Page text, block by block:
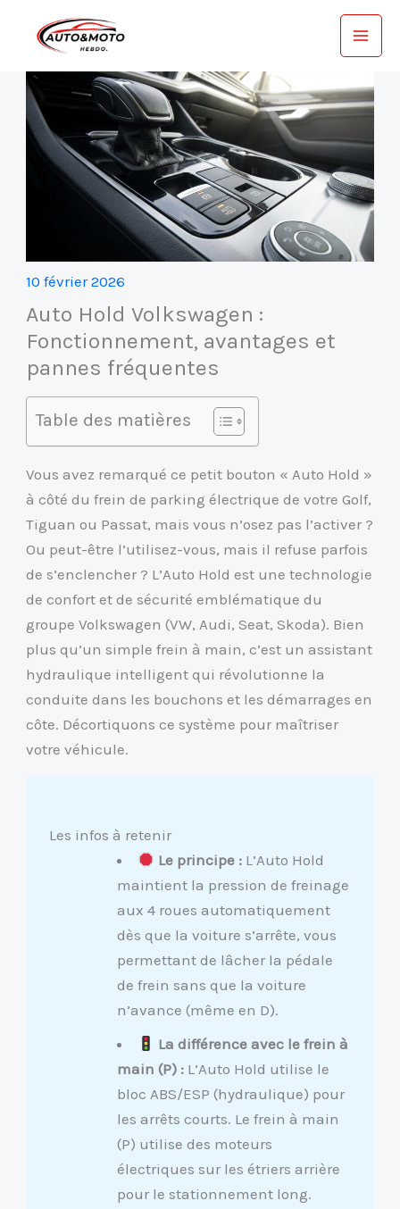
10 février 2026
Auto Hold Volkswagen :
Fonctionnement, avantages et
pannes fréquentes
Table des matières
Vous avez remarqué ce petit bouton « Auto Hold »
à côté du frein de parking électrique de votre Golf,
Tiguan ou Passat, mais vous n’osez pas l’activer ?
Ou peut-être l’utilisez-vous, mais il refuse parfois
de s’enclencher ? L’Auto Hold est une technologie
de confort et de sécurité emblématique du
groupe Volkswagen (VW, Audi, Seat, Skoda). Bien
plus qu’un simple frein à main, c’est un assistant
hydraulique intelligent qui révolutionne la
conduite dans les bouchons et les démarrages en
côte. Décortiquons ce système pour maîtriser
votre véhicule.
Les infos à retenir
Le principe : L’Auto Hold
maintient la pression de freinage
aux 4 roues automatiquement
dès que la voiture s’arrête, vous
permettant de lâcher la pédale
de frein sans que la voiture
n’avance (même en D).
La différence avec le frein à
main (P) :L’Auto Hold utilise le
bloc ABS/ESP (hydraulique) pour
les arrêts courts. Le frein à main
(P) utilise des moteurs
électriques sur les étriers arrière
pour le stationnement long.